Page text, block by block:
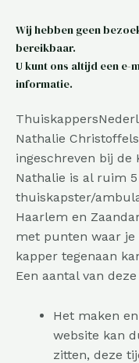
Wij hebben geen
bereikbaar.
U kunt ons altijd een e-
informatie.
Nathalie
ingeschreven bij de
Nathalie is al ruim
thuiskapster/
Haarlem en
met punten waar
kapper tegenaan
Een aantal van
Het maken
website kan
zitten, deze